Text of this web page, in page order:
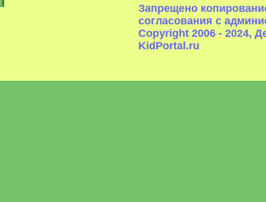
Запрещено
согласования с
Copyright 2006 - 2024,
KidPortal.ru